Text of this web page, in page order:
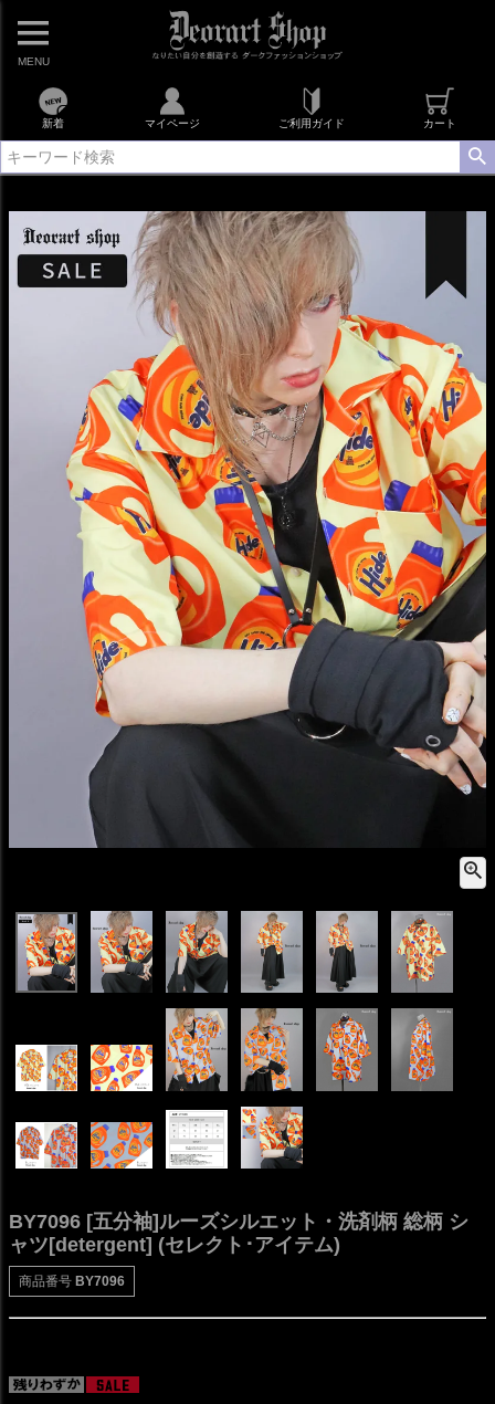
MENU
新着 マイページ ご利用ガイド カート
BY7096 [五分袖]ルーズシルエット・洗剤柄 総柄 シ
ャツ[detergent] (セレクト･アイテム)
商品番号 BY7096